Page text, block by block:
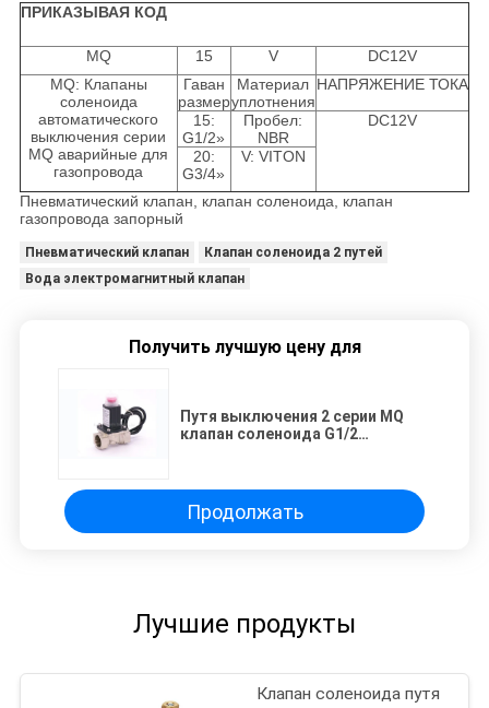
ПРИКАЗЫВАЯ КОД
MQ 15 V
DC12V
MQ: Клапаны
соленоида
автоматического
выключения серии
MQ аварийные для
газопровода
Гаван
размер
Материал
уплотнения
НАПРЯЖЕНИЕ ТОКА
15:
G1/2»
Пробел:
NBR
DC12V
20:
G3/4»
V: VITON
Пневматический клапан, клапан соленоида, клапан
газопровода запорный
Пневматический клапан
Клапан соленоида 2 путей
Вода электромагнитный клапан
Получить лучшую цену для
Путя выключения 2 серии MQ
клапан соленоида G1/2
газопровода
Продолжать
Лучшие продукты
Клапан соленоида путя